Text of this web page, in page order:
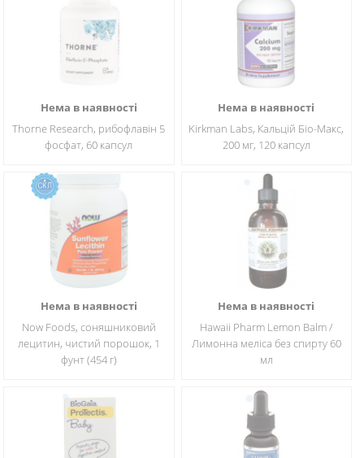
Нема в наявності
Thorne Research, рибофлавін 5
фосфат, 60 капсул
Нема в наявності
Kirkman Labs, Кальцій Біо-Макс,
200 мг, 120 капсул
Нема в наявності
Now Foods, соняшниковий
лецитин, чистий порошок, 1
фунт (454 г)
Нема в наявності
Hawaii Pharm Lemon Balm /
Лимонна меліса без спирту 60
мл